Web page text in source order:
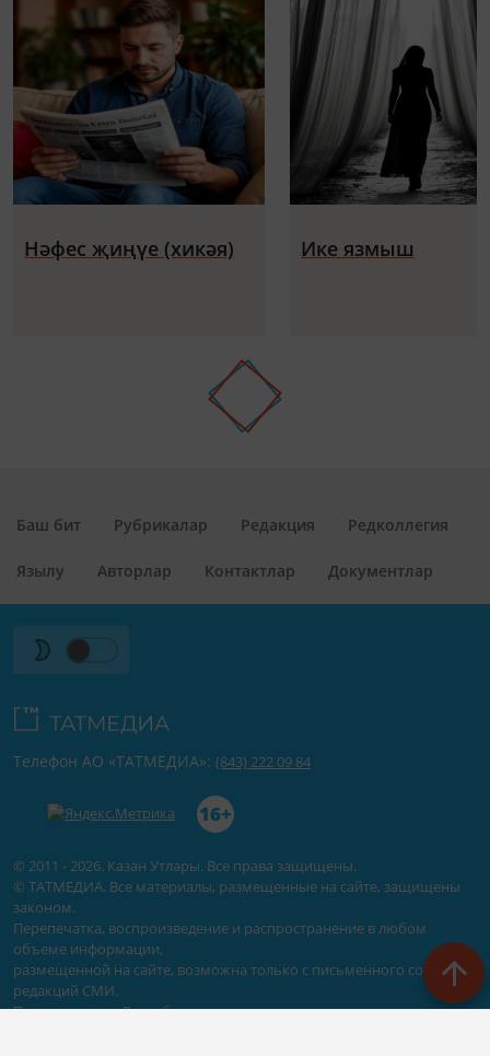
Нәфес җиңүе (хикәя) Ике язмыш
Баш бит Рубрикалар Редакция Редколлегия
Язылу Авторлар Контактлар Документлар
© 2011 - 2026. Казан Утлары. Все права защищены.
© ТАТМЕДИА. Все материалы, размещенные на сайте, защищены
законом.
Перепечатка, воспроизведение и распространение в любом
объеме информации,
размещенной на сайте, возможна только с письменного согласия
редакций СМИ.
При поддержке Республиканского агентства по печати и массовым
Телефон АО «ТАТМЕДИА»: (843) 222 09 84
16+